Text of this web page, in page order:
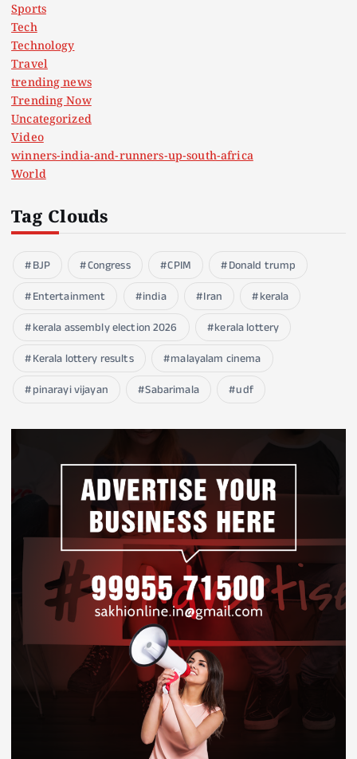
Sports
Tech
Technology
Travel
trending news
Trending Now
Uncategorized
Video
winners-india-and-runners-up-south-africa
World
Tag Clouds
BJP Congress CPIM
Donald trump
Entertainment
india Iran
kerala
kerala assembly election 2026
kerala lottery
Kerala lottery results
malayalam cinema
pinarayi vijayan
Sabarimala udf